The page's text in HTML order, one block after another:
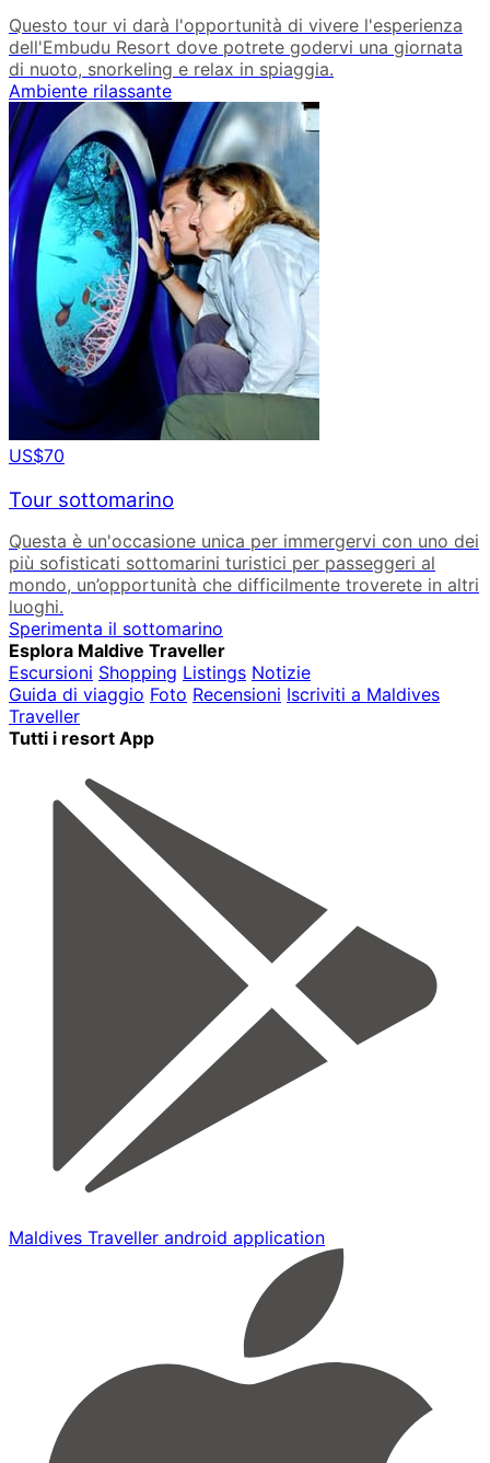
Questo tour vi darà l'opportunità di vivere l'esperienza
dell'Embudu Resort dove potrete godervi una giornata
di nuoto, snorkeling e relax in spiaggia.
Ambiente rilassante
US$70
Tour sottomarino
Questa è un'occasione unica per immergervi con uno dei
più sofisticati sottomarini turistici per passeggeri al
mondo, un’opportunità che difficilmente troverete in altri
luoghi.
Sperimenta il sottomarino
Esplora Maldive Traveller
Escursioni Shopping Listings Notizie
Guida di viaggio Foto Recensioni Iscriviti a Maldives
Traveller
Tutti i resort App
Maldives Traveller android application